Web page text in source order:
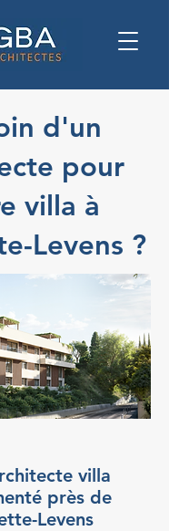
d'un
pour
villa à
Levens ?
villa
près de
Levens